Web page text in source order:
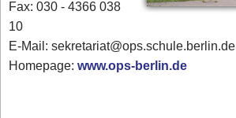
Fax: 030 - 4366 038
10
E-Mail: sekretariat@ops.schule.berlin.de
Homepage:www.ops-berlin.de